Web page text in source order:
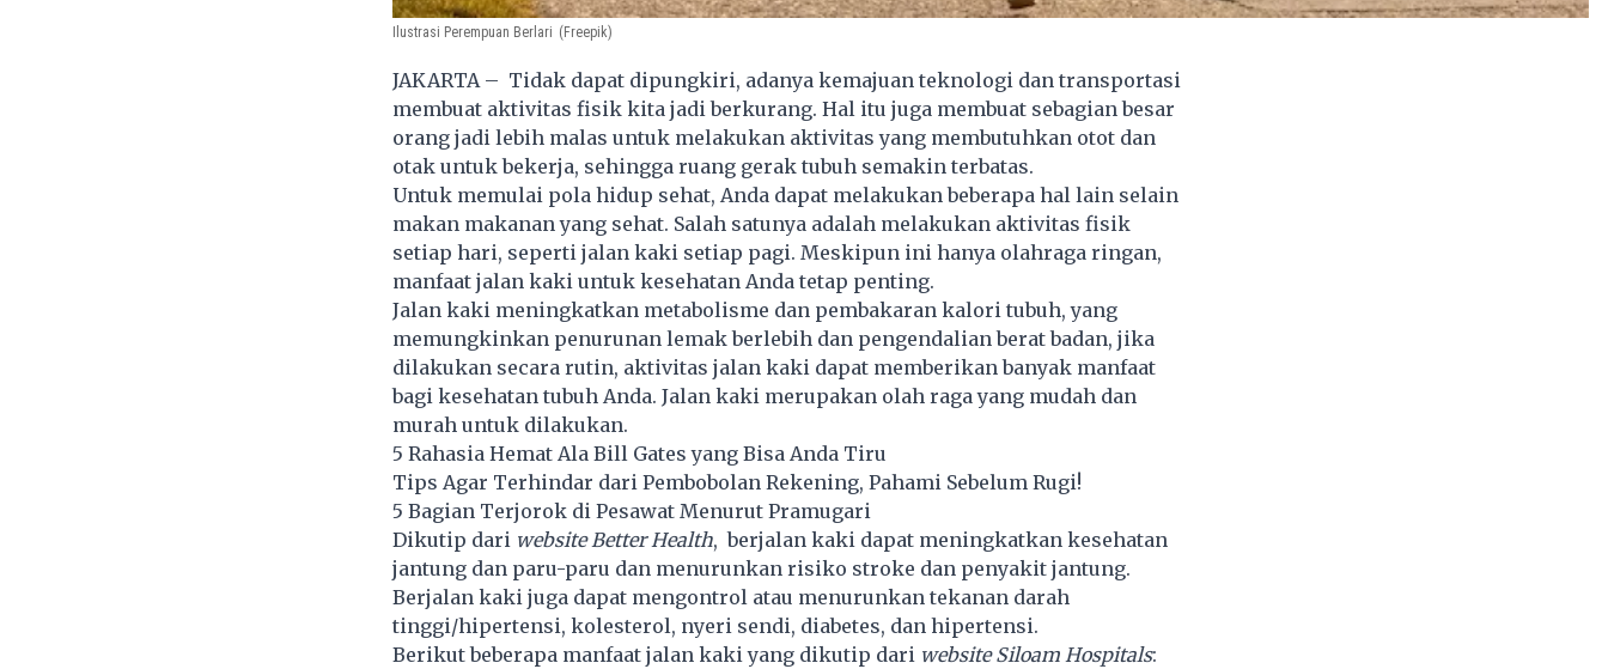
Ilustrasi Perempuan Berlari (Freepik)
JAKARTA – Tidak dapat dipungkiri, adanya kemajuan teknologi dan transportasi
membuat aktivitas fisik kita jadi berkurang. Hal itu juga membuat sebagian besar
orang jadi lebih malas untuk melakukan aktivitas yang membutuhkan otot dan
otak untuk bekerja, sehingga ruang gerak tubuh semakin terbatas.
Untuk memulai pola hidup sehat, Anda dapat melakukan beberapa hal lain selain
makan makanan yang sehat. Salah satunya adalah melakukan aktivitas fisik
setiap hari, seperti jalan kaki setiap pagi. Meskipun ini hanya olahraga ringan,
manfaat jalan kaki untuk kesehatan Anda tetap penting.
Jalan kaki meningkatkan metabolisme dan pembakaran kalori tubuh, yang
memungkinkan penurunan lemak berlebih dan pengendalian berat badan, jika
dilakukan secara rutin, aktivitas jalan kaki dapat memberikan banyak manfaat
bagi kesehatan tubuh Anda. Jalan kaki merupakan olah raga yang mudah dan
murah untuk dilakukan.
5 Rahasia Hemat Ala Bill Gates yang Bisa Anda Tiru
Tips Agar Terhindar dari Pembobolan Rekening, Pahami Sebelum Rugi!
5 Bagian Terjorok di Pesawat Menurut Pramugari
Dikutip dari website Better Health, berjalan kaki dapat meningkatkan kesehatan
jantung dan paru-paru dan menurunkan risiko stroke dan penyakit jantung.
Berjalan kaki juga dapat mengontrol atau menurunkan tekanan darah
tinggi/hipertensi, kolesterol, nyeri sendi, diabetes, dan hipertensi.
Berikut beberapa manfaat jalan kaki yang dikutip dari website Siloam Hospitals: